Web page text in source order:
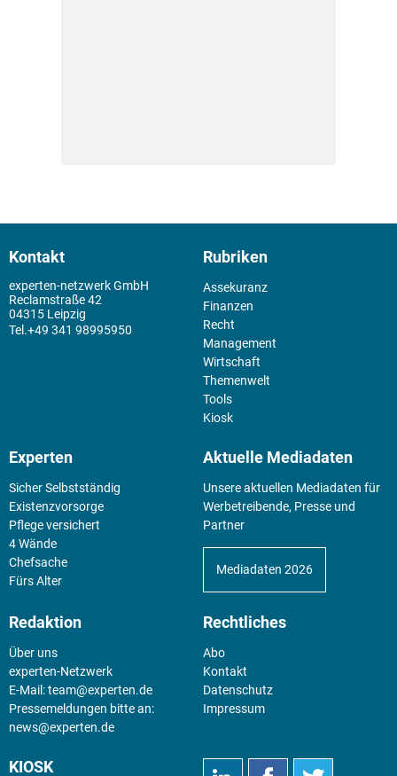
Kontakt
experten-netzwerk GmbH
Reclamstraße 42
04315 Leipzig
+49 341 98995950
Rubriken
Assekuranz
Finanzen
Recht
Management
Wirtschaft
Themenwelt
Tools
Kiosk
Experten
Sicher Selbstständig
Existenz­vorsorge
Pflege versichert
4 Wände
Chefsache
Fürs Alter
Aktuelle Mediadaten
Unsere aktuellen Mediadaten für
Werbetreibende, Presse und
Partner
Mediadaten 2026
Redaktion
Über uns
experten-Netzwerk
E-Mail:team@experten.de
Pressemeldungen bitte an:
news@experten.de
Rechtliches
Abo
Kontakt
Datenschutz
Impressum
KIOSK